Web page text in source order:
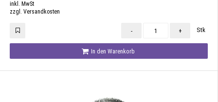
inkl. MwSt
zzgl. Versandkosten
- + Stk
In den Warenkorb